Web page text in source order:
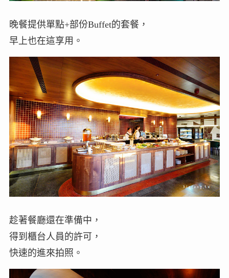
晚餐提供單點+部份Buffet的套餐，
早上也在這享用。
趁著餐廳還在準備中，
得到櫃台人員的許可，
快速的進來拍照。